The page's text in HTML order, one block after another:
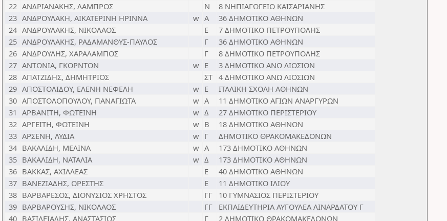
22 ΑΝΔΡΙΑΝΑΚΗΣ, ΛΑΜΠΡΟΣ Ν
8 ΝΗΠΙΑΓΩΓΕΙΟ ΚΑΙΣΑΡΙΑΝΗΣ
23 ΑΝΔΡΟΥΛΑΚΗ, ΑΙΚΑΤΕΡΙΝΗ ΗΡΙΝΝΑ w Α
36 ΔΗΜΟΤΙΚΟ ΑΘΗΝΩΝ
24 ΑΝΔΡΟΥΛΑΚΗΣ, ΝΙΚΟΛΑΟΣ Ε
7 ΔΗΜΟΤΙΚΟ ΠΕΤΡΟΥΠΟΛΗΣ
25 ΑΝΔΡΟΥΛΑΚΗΣ, ΡΑΔΑΜΑΝΘΥΣ-ΠΑΥΛΟΣ Γ
36 ΔΗΜΟΤΙΚΟ ΑΘΗΝΩΝ
26 ΑΝΔΡΟΥΛΗΣ, ΧΑΡΑΛΑΜΠΟΣ Γ
8 ΔΗΜΟΤΙΚΟ ΠΕΤΡΟΥΠΟΛΗΣ
27 ΑΝΤΩΝΙΑ, ΓΚΟΡΝΤΟΝ w Ε
3 ΔΗΜΟΤΙΚΟ ΑΝΩ ΛΙΟΣΙΩΝ
28 ΑΠΑΤΖΙΔΗΣ, ΔΗΜΗΤΡΙΟΣ ΣΤ 4 ΔΗΜΟΤΙΚΟ ΑΝΩ ΛΙΟΣΙΩΝ
29 ΑΠΟΣΤΟΛΙΔΟΥ, ΕΛΕΝΗ ΝΕΦΕΛΗ w Ε
ΙΤΑΛΙΚΗ ΣΧΟΛΗ ΑΘΗΝΩΝ
30 ΑΠΟΣΤΟΛΟΠΟΥΛΟΥ, ΠΑΝΑΓΙΩΤΑ w Α
11 ΔΗΜΟΤΙΚΟ ΑΓΙΩΝ ΑΝΑΡΓΥΡΩΝ
31 ΑΡΒΑΝΙΤΗ, ΦΩΤΕΙΝΗ w Δ
27 ΔΗΜΟΤΙΚΟ ΠΕΡΙΣΤΕΡΙΟΥ
32 ΑΡΓΕΙΤΗ, ΦΩΤΕΙΝΗ w Β
18 ΔΗΜΟΤΙΚΟ ΑΘΗΝΩΝ
33 ΑΡΣΕΝΗ, ΛΥΔΙΑ w Γ
ΔΗΜΟΤΙΚΟ ΘΡΑΚΟΜΑΚΕΔΟΝΩΝ
34 ΒΑΚΑΛΙΔΗ, ΜΕΛΙΝΑ w Α
173 ΔΗΜΟΤΙΚΟ ΑΘΗΝΩΝ
35 ΒΑΚΑΛΙΔΗ, ΝΑΤΑΛΙΑ w Δ
173 ΔΗΜΟΤΙΚΟ ΑΘΗΝΩΝ
36 ΒΑΚΚΑΣ, ΑΧΙΛΛΕΑΣ Ε
40 ΔΗΜΟΤΙΚΟ ΑΘΗΝΩΝ
37 ΒΑΝΕΖΙΑΔΗΣ, ΟΡΕΣΤΗΣ Ε
11 ΔΗΜΟΤΙΚΟ ΙΛΙΟΥ
38 ΒΑΡΒΑΡΕΣΟΣ, ΔΙΟΝΥΣΙΟΣ ΧΡΗΣΤΟΣ ΓΓ
10 ΓΥΜΝΑΣΙΟΣ ΠΕΡΙΣΤΕΡΙΟΥ
39 ΒΑΡΒΑΡΟΥΣΗΣ, ΝΙΚΟΛΑΟΣ ΓΓ
ΕΚΠΑΙΔΕΥΤΗΡΙΑ ΑΥΓΟΥΛΕΑ ΛΙΝΑΡΔΑΤΟΥ Γ
40 ΒΑΣΙΛΕΙΑΔΗΣ, ΑΝΑΣΤΑΣΙΟΣ Γ
2 ΔΗΜΟΤΙΚΟ ΘΡΑΚΟΜΑΚΕΔΟΝΩΝ